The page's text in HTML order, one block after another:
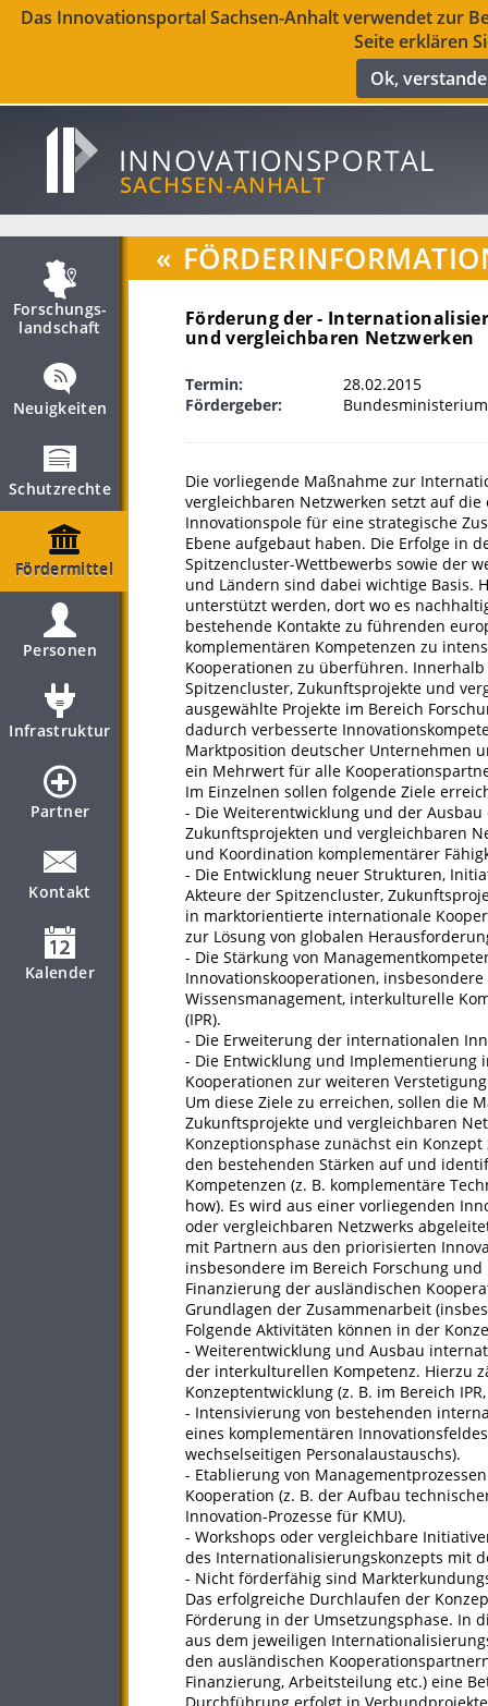
Das Innovationsportal Sachsen-Anhalt verwendet zur
Seite erklären
Ok,
Forschungs­
landschaft
Neuigkeiten
Schutzrechte
Fördermittel
Personen
Infrastruktur
Partner
Kontakt
Kalender
«
Förderung der -
und vergleichbaren Netzwerken
Termin:
28.02.2015
Fördergeber:
Die vorliegende Maßnahme zur
vergleichbaren Netzwerken setzt auf
Innovationspole für eine strategische
Ebene aufgebaut haben. Die Erfolge in
Spitzencluster-Wettbewerbs sowie der
und Ländern sind dabei wichtige Basis.
unterstützt werden, dort wo es
bestehende Kontakte zu führenden
komplementären Kompetenzen zu
Kooperationen zu überführen.
Spitzencluster, Zukunfts­projekte und
ausgewählte Projekte im Bereich
dadurch verbesserte
Marktposition deutscher Unternehmen
ein Mehrwert für alle
Im Einzelnen sollen folgende Ziele
- Die Weiterentwicklung und der
Zukunftsprojekten und vergleichbaren
und Koordination komplementärer
- Die Entwicklung neuer Strukturen,
Akteure der Spitzencluster,
in marktorientierte internationale
zur Lösung von globalen
- Die Stärkung von
Innovationskooperationen,
Wissensmanagement, interkulturelle
(IPR).
- Die Erweiterung der internationalen
- Die Entwicklung und Implementierung
Kooperationen zur weiteren
Um diese Ziele zu erreichen, sollen die
Zukunftsprojekte und vergleichbaren
Konzeptionsphase zunächst ein
den bestehenden Stärken auf und
Kompetenzen (z. B. komplementäre
how). Es wird aus einer vorliegenden
oder vergleichbaren Netzwerks
mit Partnern aus den priorisierten
insbesondere im Bereich Forschung
Finanzierung der ausländischen
Grundlagen der Zusammenarbeit
Folgende Aktivitäten können in der
- Weiterentwicklung und Ausbau
der interkulturellen Kompetenz. Hierzu
Konzeptentwicklung (z. B. im Bereich
- Intensivierung von bestehenden
eines komplementären
wechselseitigen Personal­austauschs).
- Etablierung von
Kooperation (z. B. der Aufbau
Innovation-Prozesse für KMU).
- Workshops oder vergleichbare
des Internationalisierungskonzepts mit
- Nicht förderfähig sind
Das erfolgreiche Durchlaufen der
Förderung in der Umsetzungsphase. In
aus dem jeweiligen
den ausländischen
Finanzierung, Arbeitsteilung etc.) eine